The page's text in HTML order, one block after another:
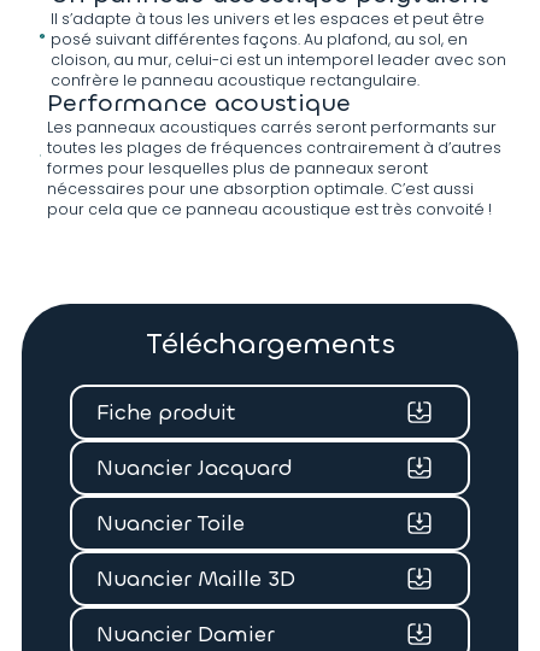
D984 D878 D985 D809
D224 D919 D918 D929
D817 D928 D212 D201
Il s’adapte à tous les univers et les espaces et peut être
posé suivant différentes façons. Au plafond, au sol, en
cloison, au mur, celui-ci est un intemporel leader avec son
confrère le panneau acoustique rectangulaire.
Performance acoustique
Les panneaux acoustiques carrés seront performants sur
toutes les plages de fréquences contrairement à d’autres
formes pour lesquelles plus de panneaux seront
nécessaires pour une absorption optimale. C’est aussi
pour cela que ce panneau acoustique est très convoité !
Téléchargements
Fiche produit
Nuancier Jacquard
Nuancier Toile
Nuancier Maille 3D
Nuancier Damier